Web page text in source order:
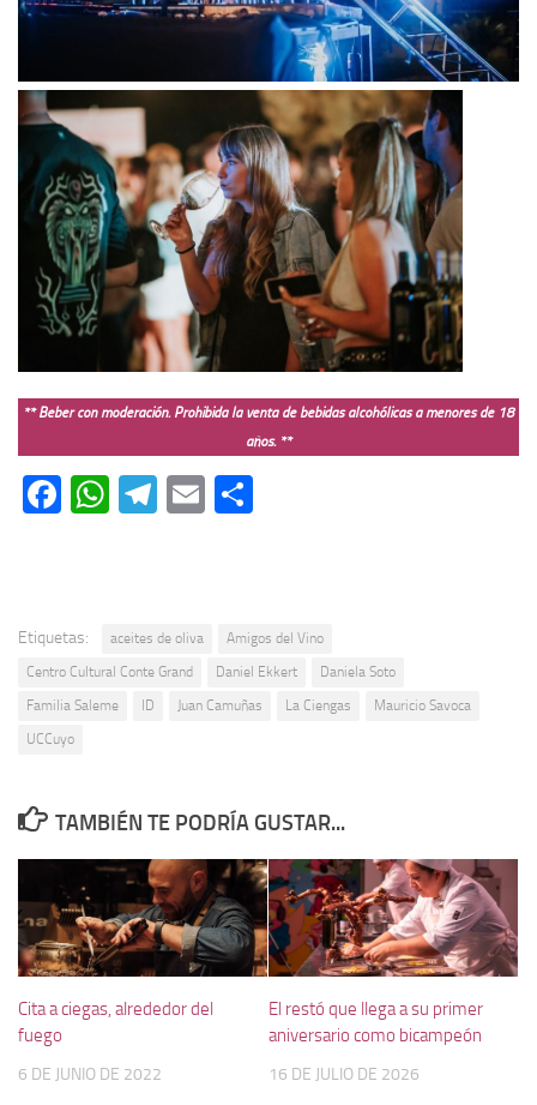
** Beber con moderación. Prohibida la venta de bebidas alcohólicas a menores de 18
años. **
Facebook
WhatsApp
Telegram
Email
Etiquetas: aceites de oliva
Amigos del Vino
Centro Cultural Conte Grand
Daniel Ekkert
Daniela Soto
Familia Saleme
ID Juan Camuñas La Ciengas
Mauricio Savoca
UCCuyo
TAMBIÉN TE PODRÍA GUSTAR...
Cita a ciegas, alrededor del
fuego
6 DE JUNIO DE 2022
El restó que llega a su primer
aniversario como bicampeón
16 DE JULIO DE 2026